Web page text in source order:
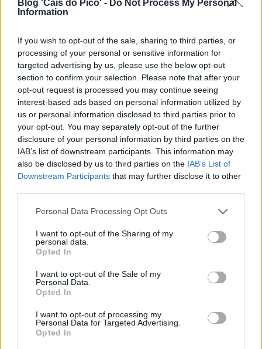
Blog 'Cais do Pico' - Do Not Process My Personal
Information
If you wish to opt-out of the sale, sharing to third parties, or
processing of your personal or sensitive information for
targeted advertising by us, please use the below opt-out
section to confirm your selection. Please note that after your
opt-out request is processed you may continue seeing
interest-based ads based on personal information utilized by
us or personal information disclosed to third parties prior to
your opt-out. You may separately opt-out of the further
disclosure of your personal information by third parties on the
IAB’s list of downstream participants. This information may
also be disclosed by us to third parties on the IAB’s List of
Downstream Participants that may further disclose it to other
Personal Data Processing Opt Outs
I want to opt-out of the Sharing of my
personal data.
Opted In
I want to opt-out of the Sale of my
Personal Data.
Opted In
I want to opt-out of processing my
Personal Data for Targeted Advertising.
Opted In